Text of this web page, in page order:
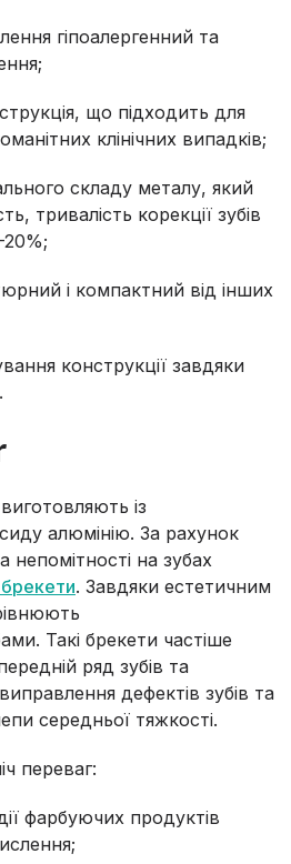
гіпоалергенний та
що підходить для
клінічних випадків;
складу металу, який
тривалість корекції зубів
і компактний від інших
конструкції завдяки
із
алюмінію. За рахунок
непомітності на зубах
брекети. Завдяки естетичним
Такі брекети частіше
ряд зубів та
дефектів зубів та
середньої тяжкості.
переваг:
фарбуючих продуктів